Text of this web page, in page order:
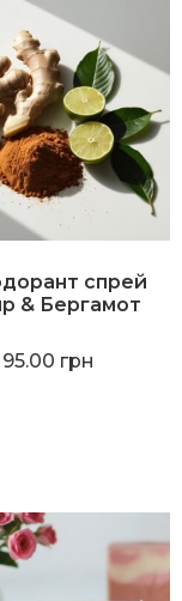
спрей
& Бергамот
95.00 грн